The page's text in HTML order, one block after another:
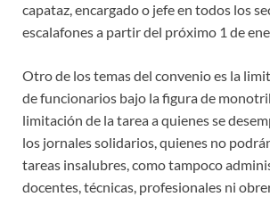
capataz, encargado o jefe en todos los
escalafones a partir del próximo 1 de
Otro de los temas del convenio es la
de funcionarios bajo la figura de
limitación de la tarea a quienes se
los jornales solidarios, quienes no
tareas insalubres, como tampoco
docentes, técnicas, profesionales ni